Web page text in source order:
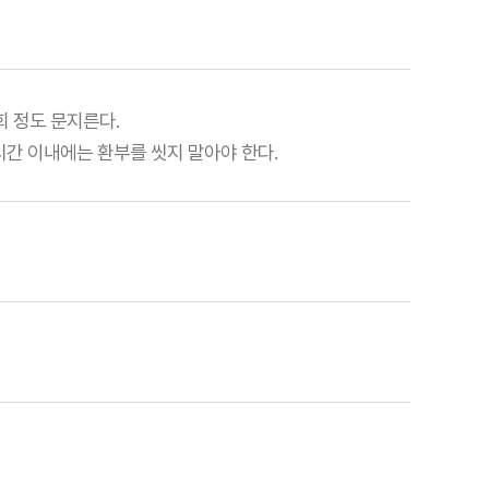
정도 문지른다.
이내에는 환부를 씻지 말아야 한다.